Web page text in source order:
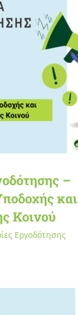
–
και
Κοινού
Εργοδότησης